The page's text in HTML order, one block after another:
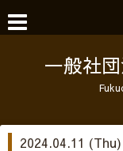
一般社
2024.04.11